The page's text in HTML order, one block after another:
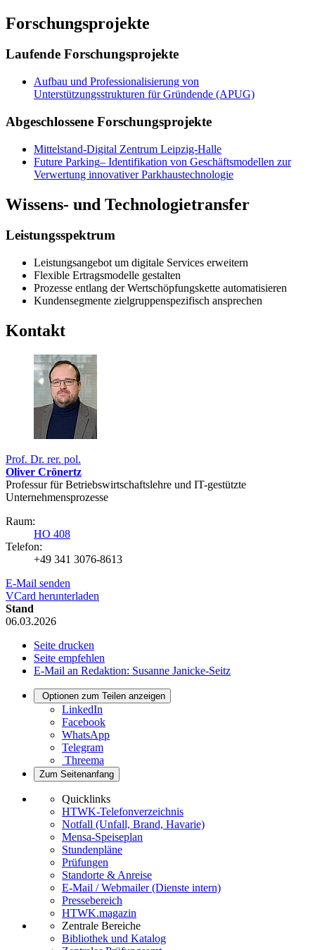
Forschungsprojekte
Laufende Forschungsprojekte
Aufbau und Professionalisierung von
Unterstützungsstrukturen für Gründende (APUG)
Abgeschlossene Forschungsprojekte
Mittelstand-Digital Zentrum Leipzig-Halle
Future Parking– Identifikation von Geschäftsmodellen zur
Verwertung innovativer Parkhaustechnologie
Wissens- und Technologietransfer
Leistungsspektrum
Leistungsangebot um digitale Services erweitern
Flexible Ertragsmodelle gestalten
Prozesse entlang der Wertschöpfungskette automatisieren
Kundensegmente zielgruppenspezifisch ansprechen
Kontakt
Prof. Dr. rer. pol.
Oliver Crönertz
Professur für Betriebswirtschaftslehre und IT-gestützte
Unternehmensprozesse
Raum:
HO 408
Telefon:
+49 341 3076-8613
E-Mail senden
VCard herunterladen
Stand
06.03.2026
Seite drucken
Seite empfehlen
E-Mail an Redaktion: Susanne Janicke-Seitz
Optionen zum Teilen anzeigen
LinkedIn
Facebook
WhatsApp
Telegram
Threema
Zum Seitenanfang
Quicklinks
HTWK-Telefonverzeichnis
Notfall (Unfall, Brand, Havarie)
Mensa-Speiseplan
Stundenpläne
Prüfungen
Standorte & Anreise
E-Mail / Webmailer (Dienste intern)
Pressebereich
HTWK.magazin
Zentrale Bereiche
Bibliothek und Katalog